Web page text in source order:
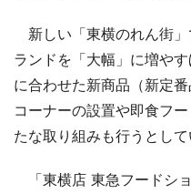
新しい「東横のれん街
ランドを「大幅」に増や
に合わせた新商品（新定
コーナーの設置や即食フ
たな取り組みも行うとして
「東横店 東急フードシ